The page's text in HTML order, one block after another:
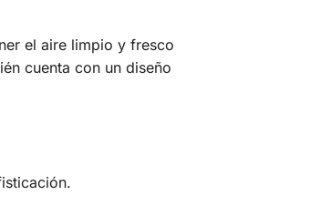
el aire limpio y fresco
cuenta con un diseño